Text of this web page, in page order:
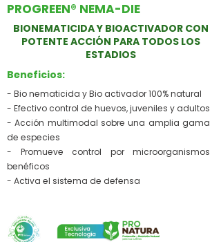
PROGREEN® NEMA-DIE
BIONEMATICIDA Y BIOACTIVADOR CON
POTENTE ACCIÓN PARA TODOS LOS
ESTADIOS
Beneficios:
- Bio nematicida y Bio activador 100% natural
- Efectivo control de huevos, juveniles y adultos
- Acción multimodal sobre una amplia gama
de especies
- Promueve control por microorganismos
benéficos
- Activa el sistema de defensa